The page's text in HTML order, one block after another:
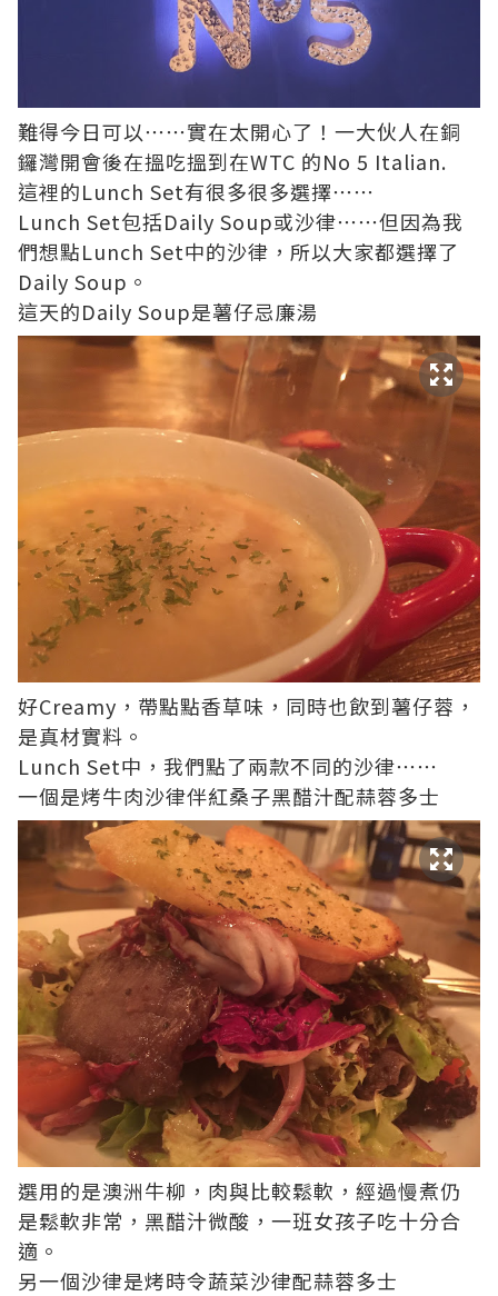
難得今日可以⋯⋯實在太開心了！一大伙人在銅
鑼灣開會後在搵吃搵到在WTC 的No 5 Italian.
這裡的Lunch Set有很多很多選擇⋯⋯
Lunch Set包括Daily Soup或沙律⋯⋯但因為我
們想點Lunch Set中的沙律，所以大家都選擇了
Daily Soup。
這天的Daily Soup是薯仔忌廉湯
好Creamy，帶點點香草味，同時也飲到薯仔蓉，
是真材實料。
Lunch Set中，我們點了兩款不同的沙律⋯⋯
一個是烤牛肉沙律伴紅桑子黑醋汁配蒜蓉多士
選用的是澳洲牛柳，肉與比較鬆軟，經過慢煮仍
是鬆軟非常，黑醋汁微酸，一班女孩子吃十分合
適。
另一個沙律是烤時令蔬菜沙律配蒜蓉多士